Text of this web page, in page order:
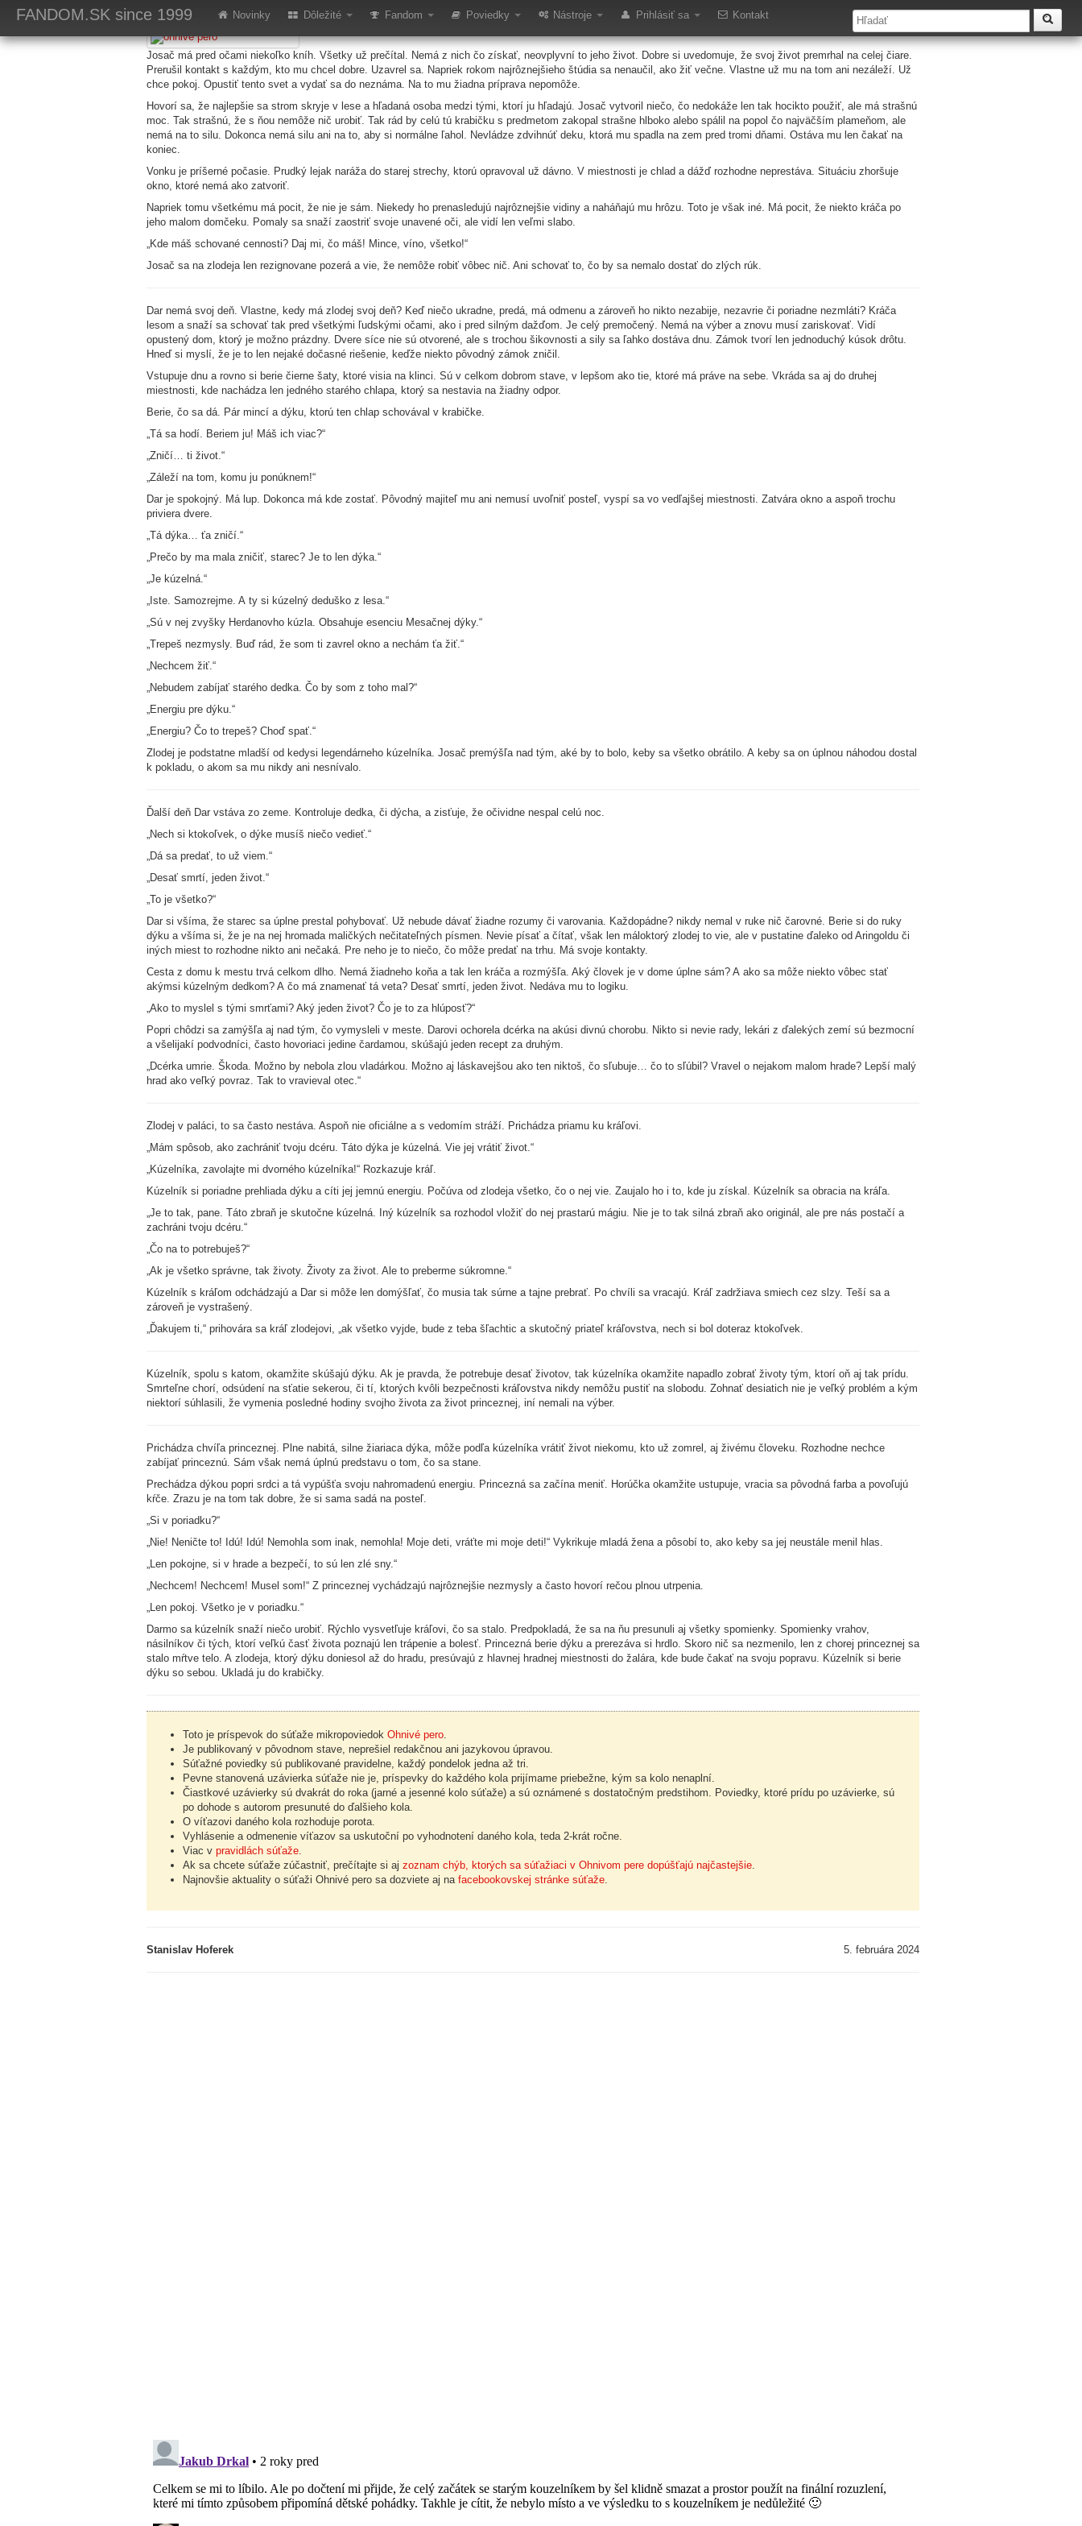
FANDOM.SK since 1999 Novinky Dôležité Fandom Poviedky Nástroje Prihlásiť sa Kontakt
Ohnivé pero - jar 2024: Desatina
Josač má pred očami niekoľko kníh. Všetky už prečítal. Nemá z nich čo získať, neovplyvní to jeho život. Dobre si uvedomuje, že svoj život premrhal na celej čiare.
Prerušil kontakt s každým, kto mu chcel dobre. Uzavrel sa. Napriek rokom najrôznejšieho štúdia sa nenaučil, ako žiť večne. Vlastne už mu na tom ani nezáleží. Už
chce pokoj. Opustiť tento svet a vydať sa do neznáma. Na to mu žiadna príprava nepomôže.
Hovorí sa, že najlepšie sa strom skryje v lese a hľadaná osoba medzi tými, ktorí ju hľadajú. Josač vytvoril niečo, čo nedokáže len tak hocikto použiť, ale má strašnú
moc. Tak strašnú, že s ňou nemôže nič urobiť. Tak rád by celú tú krabičku s predmetom zakopal strašne hlboko alebo spálil na popol čo najväčším plameňom, ale
nemá na to silu. Dokonca nemá silu ani na to, aby si normálne ľahol. Nevládze zdvihnúť deku, ktorá mu spadla na zem pred tromi dňami. Ostáva mu len čakať na
koniec.
Vonku je príšerné počasie. Prudký lejak naráža do starej strechy, ktorú opravoval už dávno. V miestnosti je chlad a dážď rozhodne neprestáva. Situáciu zhoršuje
okno, ktoré nemá ako zatvoriť.
Napriek tomu všetkému má pocit, že nie je sám. Niekedy ho prenasledujú najrôznejšie vidiny a naháňajú mu hrôzu. Toto je však iné. Má pocit, že niekto kráča po
jeho malom domčeku. Pomaly sa snaží zaostriť svoje unavené oči, ale vidí len veľmi slabo.
„Kde máš schované cennosti? Daj mi, čo máš! Mince, víno, všetko!“
Josač sa na zlodeja len rezignovane pozerá a vie, že nemôže robiť vôbec nič. Ani schovať to, čo by sa nemalo dostať do zlých rúk.
Dar nemá svoj deň. Vlastne, kedy má zlodej svoj deň? Keď niečo ukradne, predá, má odmenu a zároveň ho nikto nezabije, nezavrie či poriadne nezmláti? Kráča
lesom a snaží sa schovať tak pred všetkými ľudskými očami, ako i pred silným dažďom. Je celý premočený. Nemá na výber a znovu musí zariskovať. Vidí
opustený dom, ktorý je možno prázdny. Dvere síce nie sú otvorené, ale s trochou šikovnosti a sily sa ľahko dostáva dnu. Zámok tvorí len jednoduchý kúsok drôtu.
Hneď si myslí, že je to len nejaké dočasné riešenie, keďže niekto pôvodný zámok zničil.
Vstupuje dnu a rovno si berie čierne šaty, ktoré visia na klinci. Sú v celkom dobrom stave, v lepšom ako tie, ktoré má práve na sebe. Vkráda sa aj do druhej
miestnosti, kde nachádza len jedného starého chlapa, ktorý sa nestavia na žiadny odpor.
Berie, čo sa dá. Pár mincí a dýku, ktorú ten chlap schovával v krabičke.
„Tá sa hodí. Beriem ju! Máš ich viac?“
„Zničí… ti život.“
„Záleží na tom, komu ju ponúknem!“
Dar je spokojný. Má lup. Dokonca má kde zostať. Pôvodný majiteľ mu ani nemusí uvoľniť posteľ, vyspí sa vo vedľajšej miestnosti. Zatvára okno a aspoň trochu
priviera dvere.
„Tá dýka… ťa zničí.“
„Prečo by ma mala zničiť, starec? Je to len dýka.“
„Je kúzelná.“
„Iste. Samozrejme. A ty si kúzelný deduško z lesa.“
„Sú v nej zvyšky Herdanovho kúzla. Obsahuje esenciu Mesačnej dýky.“
„Trepeš nezmysly. Buď rád, že som ti zavrel okno a nechám ťa žiť.“
„Nechcem žiť.“
„Nebudem zabíjať starého dedka. Čo by som z toho mal?“
„Energiu pre dýku.“
„Energiu? Čo to trepeš? Choď spať.“
Zlodej je podstatne mladší od kedysi legendárneho kúzelníka. Josač premýšľa nad tým, aké by to bolo, keby sa všetko obrátilo. A keby sa on úplnou náhodou dostal
k pokladu, o akom sa mu nikdy ani nesnívalo.
Ďalší deň Dar vstáva zo zeme. Kontroluje dedka, či dýcha, a zisťuje, že očividne nespal celú noc.
„Nech si ktokoľvek, o dýke musíš niečo vedieť.“
„Dá sa predať, to už viem.“
„Desať smrtí, jeden život.“
„To je všetko?“
Dar si všíma, že starec sa úplne prestal pohybovať. Už nebude dávať žiadne rozumy či varovania. Každopádne? nikdy nemal v ruke nič čarovné. Berie si do ruky
dýku a všíma si, že je na nej hromada maličkých nečitateľných písmen. Nevie písať a čítať, však len máloktorý zlodej to vie, ale v pustatine ďaleko od Aringoldu či
iných miest to rozhodne nikto ani nečaká. Pre neho je to niečo, čo môže predať na trhu. Má svoje kontakty.
Cesta z domu k mestu trvá celkom dlho. Nemá žiadneho koňa a tak len kráča a rozmýšľa. Aký človek je v dome úplne sám? A ako sa môže niekto vôbec stať
akýmsi kúzelným dedkom? A čo má znamenať tá veta? Desať smrtí, jeden život. Nedáva mu to logiku.
„Ako to myslel s tými smrťami? Aký jeden život? Čo je to za hlúposť?“
Popri chôdzi sa zamýšľa aj nad tým, čo vymysleli v meste. Darovi ochorela dcérka na akúsi divnú chorobu. Nikto si nevie rady, lekári z ďalekých zemí sú bezmocní
a všelijakí podvodníci, často hovoriaci jedine čardamou, skúšajú jeden recept za druhým.
„Dcérka umrie. Škoda. Možno by nebola zlou vladárkou. Možno aj láskavejšou ako ten niktoš, čo sľubuje… čo to sľúbil? Vravel o nejakom malom hrade? Lepší malý
hrad ako veľký povraz. Tak to vravieval otec.“
Zlodej v paláci, to sa často nestáva. Aspoň nie oficiálne a s vedomím stráží. Prichádza priamu ku kráľovi.
„Mám spôsob, ako zachrániť tvoju dcéru. Táto dýka je kúzelná. Vie jej vrátiť život.“
„Kúzelníka, zavolajte mi dvorného kúzelníka!“ Rozkazuje kráľ.
Kúzelník si poriadne prehliada dýku a cíti jej jemnú energiu. Počúva od zlodeja všetko, čo o nej vie. Zaujalo ho i to, kde ju získal. Kúzelník sa obracia na kráľa.
„Je to tak, pane. Táto zbraň je skutočne kúzelná. Iný kúzelník sa rozhodol vložiť do nej prastarú mágiu. Nie je to tak silná zbraň ako originál, ale pre nás postačí a
zachráni tvoju dcéru.“
„Čo na to potrebuješ?“
„Ak je všetko správne, tak životy. Životy za život. Ale to preberme súkromne.“
Kúzelník s kráľom odchádzajú a Dar si môže len domýšľať, čo musia tak súrne a tajne prebrať. Po chvíli sa vracajú. Kráľ zadržiava smiech cez slzy. Teší sa a
zároveň je vystrašený.
„Ďakujem ti,“ prihovára sa kráľ zlodejovi, „ak všetko vyjde, bude z teba šľachtic a skutočný priateľ kráľovstva, nech si bol doteraz ktokoľvek.
Kúzelník, spolu s katom, okamžite skúšajú dýku. Ak je pravda, že potrebuje desať životov, tak kúzelníka okamžite napadlo zobrať životy tým, ktorí oň aj tak prídu.
Smrteľne chorí, odsúdení na sťatie sekerou, či tí, ktorých kvôli bezpečnosti kráľovstva nikdy nemôžu pustiť na slobodu. Zohnať desiatich nie je veľký problém a kým
niektorí súhlasili, že vymenia posledné hodiny svojho života za život princeznej, iní nemali na výber.
Prichádza chvíľa princeznej. Plne nabitá, silne žiariaca dýka, môže podľa kúzelníka vrátiť život niekomu, kto už zomrel, aj živému človeku. Rozhodne nechce
zabíjať princeznú. Sám však nemá úplnú predstavu o tom, čo sa stane.
Prechádza dýkou popri srdci a tá vypúšťa svoju nahromadenú energiu. Princezná sa začína meniť. Horúčka okamžite ustupuje, vracia sa pôvodná farba a povoľujú
kŕče. Zrazu je na tom tak dobre, že si sama sadá na posteľ.
„Si v poriadku?“
„Nie! Neničte to! Idú! Idú! Nemohla som inak, nemohla! Moje deti, vráťte mi moje deti!“ Vykrikuje mladá žena a pôsobí to, ako keby sa jej neustále menil hlas.
„Len pokojne, si v hrade a bezpečí, to sú len zlé sny.“
„Nechcem! Nechcem! Musel som!“ Z princeznej vychádzajú najrôznejšie nezmysly a často hovorí rečou plnou utrpenia.
„Len pokoj. Všetko je v poriadku.“
Darmo sa kúzelník snaží niečo urobiť. Rýchlo vysvetľuje kráľovi, čo sa stalo. Predpokladá, že sa na ňu presunuli aj všetky spomienky. Spomienky vrahov,
násilníkov či tých, ktorí veľkú časť života poznajú len trápenie a bolesť. Princezná berie dýku a prerezáva si hrdlo. Skoro nič sa nezmenilo, len z chorej princeznej sa
stalo mŕtve telo. A zlodeja, ktorý dýku doniesol až do hradu, presúvajú z hlavnej hradnej miestnosti do žalára, kde bude čakať na svoju popravu. Kúzelník si berie
dýku so sebou. Ukladá ju do krabičky.
Toto je príspevok do súťaže mikropoviedok Ohnivé pero.
Je publikovaný v pôvodnom stave, neprešiel redakčnou ani jazykovou úpravou.
Súťažné poviedky sú publikované pravidelne, každý pondelok jedna až tri.
Pevne stanovená uzávierka súťaže nie je, príspevky do každého kola prijímame priebežne, kým sa kolo nenaplní.
Čiastkové uzávierky sú dvakrát do roka (jarné a jesenné kolo súťaže) a sú oznámené s dostatočným predstihom. Poviedky, ktoré prídu po uzávierke, sú
po dohode s autorom presunuté do ďalšieho kola.
O víťazovi daného kola rozhoduje porota.
Vyhlásenie a odmenenie víťazov sa uskutoční po vyhodnotení daného kola, teda 2-krát ročne.
Viac v pravidlách súťaže.
Ak sa chcete súťaže zúčastniť, prečítajte si aj zoznam chýb, ktorých sa súťažiaci v Ohnivom pere dopúšťajú najčastejšie.
Najnovšie aktuality o súťaži Ohnivé pero sa dozviete aj na facebookovskej stránke súťaže.
5. februára 2024
Stanislav Hoferek